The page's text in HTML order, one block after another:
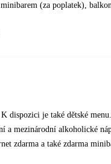
(za poplatek),
dispozici je také dětské
mezinárodní alkoholické
zdarma a také zdarma